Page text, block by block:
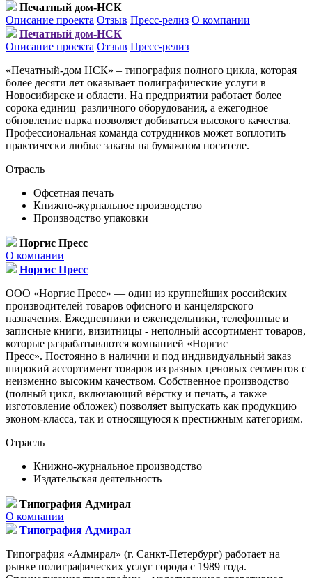
Печатный дом-НСК
Описание проекта Отзыв Пресс-релиз О компании
Печатный дом-НСК
Описание проекта Отзыв Пресс-релиз
«Печатный-дом НСК» – типография полного цикла, которая
более десяти лет оказывает полиграфические услуги в
Новосибирске и области. На предприятии работает более
сорока единиц различного оборудования, а ежегодное
обновление парка позволяет добиваться высокого качества.
Профессиональная команда сотрудников может воплотить
практически любые заказы на бумажном носителе.
Отрасль
Офсетная печать
Книжно-журнальное производство
Производство упаковки
Норгис Пресс
О компании
Норгис Пресс
ООО «Норгис Пресс» — один из крупнейших российских
производителей товаров офисного и канцелярского
назначения. Ежедневники и еженедельники, телефонные и
записные книги, визитницы - неполный ассортимент товаров,
которые разрабатываются компанией «Норгис
Пресс». Постоянно в наличии и под индивидуальный заказ
широкий ассортимент товаров из разных ценовых сегментов с
неизменно высоким качеством. Собственное производство
(полный цикл, включающий вёрстку и печать, а также
изготовление обложек) позволяет выпускать как продукцию
эконом-класса, так и относящуюся к престижным категориям.
Отрасль
Книжно-журнальное производство
Издательская деятельность
Типография Адмирал
О компании
Типография Адмирал
Типография «Адмирал» (г. Санкт-Петербург) работает на
рынке полиграфических услуг города с 1989 года.